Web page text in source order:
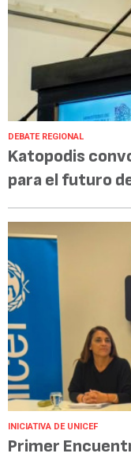
DEBATE REGIONAL
Katopodis
para el futuro
INICIATIVA DE UNICEF
Primer